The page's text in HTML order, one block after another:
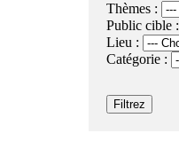
Thèmes :
Public cible :
Lieu :
Catégorie :
Filtrez